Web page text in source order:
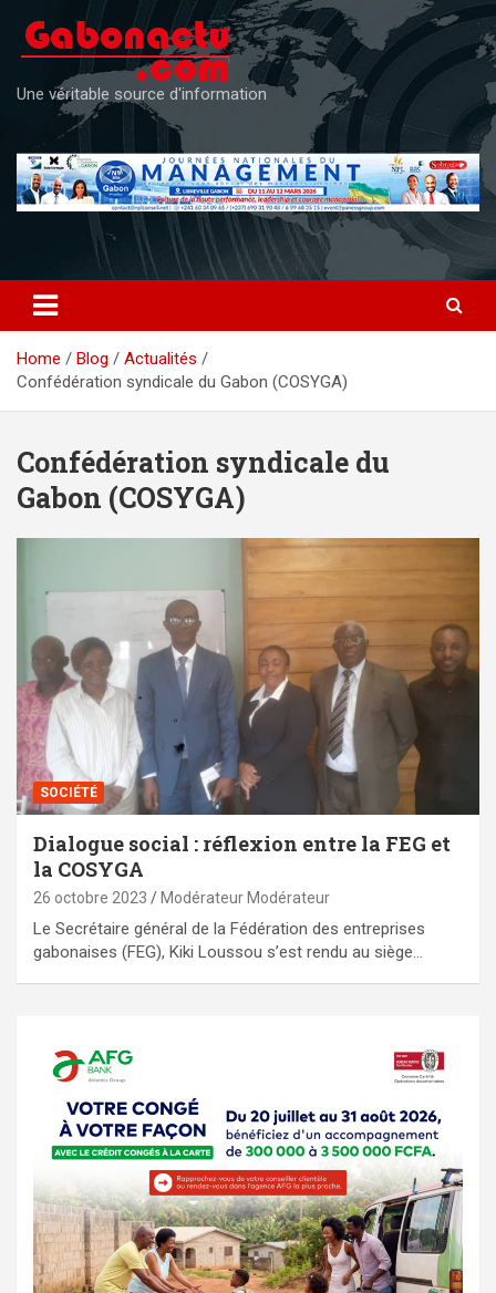
content
Une véritable source d'information
Home Blog
Actualités
Confédération syndicale du Gabon (COSYGA)
Confédération syndicale du
Gabon (COSYGA)
SOCIÉTÉ
Dialogue social : réflexion entre la FEG et
la COSYGA
26 octobre 2023 Modérateur Modérateur
Le Secrétaire général de la Fédération des entreprises
gabonaises (FEG), Kiki Loussou s’est rendu au siège…